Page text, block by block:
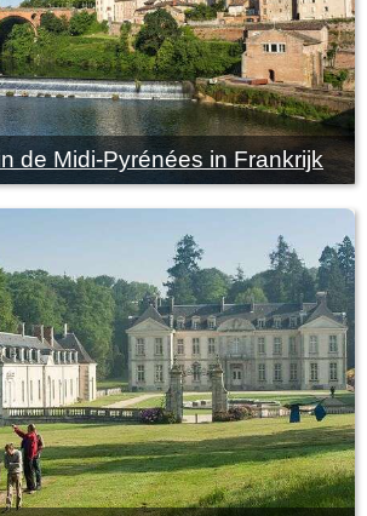
de Midi-Pyrénées in Frankrijk